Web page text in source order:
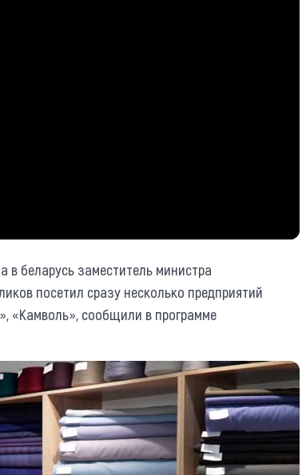
в беларусь заместитель министра
посетил сразу несколько предприятий
«Камволь», сообщили в программе